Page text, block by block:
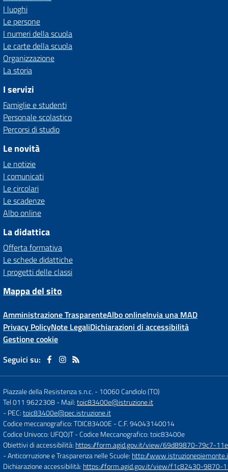
I luoghi
Le persone
I numeri della scuola
Le carte della scuola
Organizzazione
La storia
I servizi
Famiglie e studenti
Personale scolastico
Percorsi di studio
Le novità
Le notizie
I comunicati
Le circolari
Le scadenze
Albo online
La didattica
Offerta formativa
Le schede didattiche
I progetti delle classi
Mappa del sito
Amministrazione TrasparenteAlbo onlineInvia una MAD
Privacy PolicyNote LegaliDichiarazioni di accessibilità
Gestione cookie
Seguici su:
Piazzale della Resistenza s.n.c. -10060 Candiolo (TO)
Tel 011 9622308- Mail:toic83400e@istruzione.it
- PEC:toic83400e@pec.istruzione.it
Codice meccanografico: TOIC83400E - C.F. 94043140014
Codice Univoco: UFQOJT- Codice Meccanografico: toic83400e
Obiettivi di accessibilità: https://form.agid.gov.it/view/69d89870-79c7-
- Anticorruzione e Trasparenza nelle Scuole: http://
Dichiarazione accessibilità: https://form.agid.gov.it/view/f1c82430-9870-